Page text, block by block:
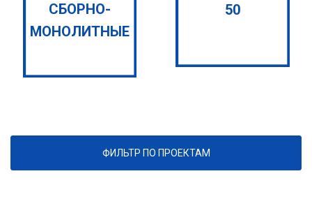
СБОРНО-
МОНОЛИТНЫЕ
50
ФИЛЬТР ПО ПРОЕКТАМ